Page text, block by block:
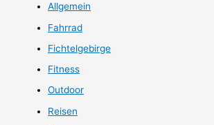
Allgemein
Fahrrad
Fichtelgebirge
Fitness
Outdoor
Reisen